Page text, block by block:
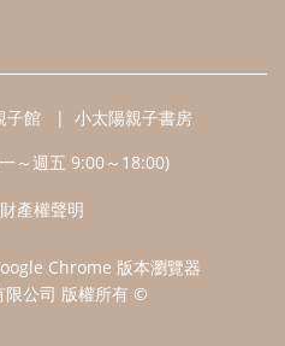
子館
小太陽親子書房
～週五 9:00～18:00)
產權聲明
Chrome 版本瀏覽器
限公司 版權所有 ©